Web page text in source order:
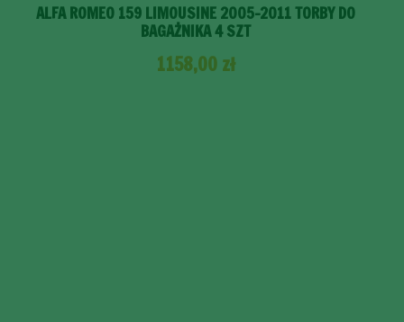
ALFA ROMEO 159 LIMOUSINE 2005-2011 TORBY DO
BAGAŻNIKA 4 SZT
1158,00 zł